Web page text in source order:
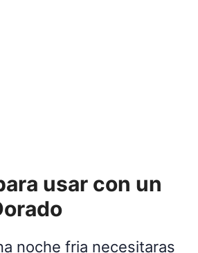
usar con un
noche fria necesitaras